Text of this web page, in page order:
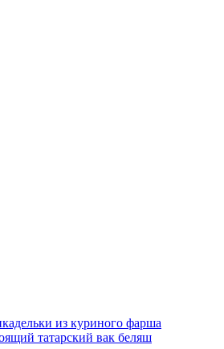
из куриного фарша
татарский вак беляш